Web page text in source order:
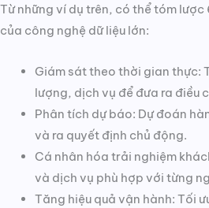
Từ những ví dụ trên, có thể tóm lược
của công nghệ dữ liệu lớn:
Giám sát theo thời gian thực:
lượng, dịch vụ để đưa ra điều
Phân tích dự báo: Dự đoán
và ra quyết định chủ động.
Cá nhân hóa trải nghiệm
và dịch vụ phù hợp với từng
Tăng hiệu quả vận hành: Tối